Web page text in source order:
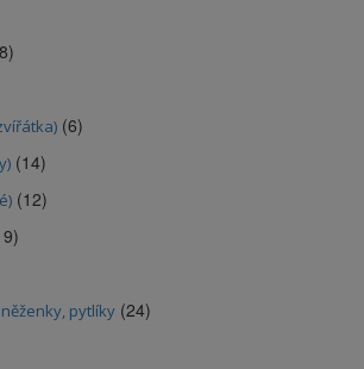
(6)
(14)
(12)
pytlíky (24)